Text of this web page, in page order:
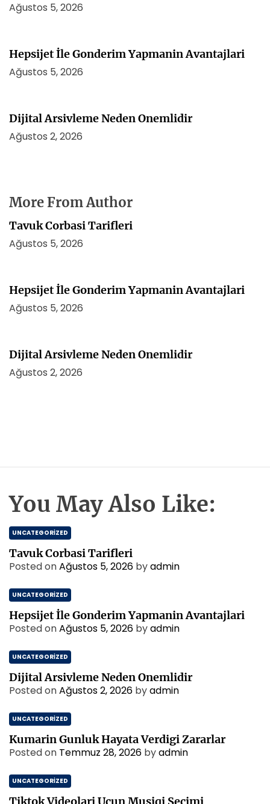
Ağustos 5, 2026
Hepsijet İle Gonderim Yapmanin Avantajlari
Ağustos 5, 2026
Dijital Arsivleme Neden Onemlidir
Ağustos 2, 2026
More From Author
Tavuk Corbasi Tarifleri
Ağustos 5, 2026
Hepsijet İle Gonderim Yapmanin Avantajlari
Ağustos 5, 2026
Dijital Arsivleme Neden Onemlidir
Ağustos 2, 2026
You May Also Like:
UNCATEGORIZED
Tavuk Corbasi Tarifleri
Posted onAğustos 5, 2026 byadmin
UNCATEGORIZED
Hepsijet İle Gonderim Yapmanin Avantajlari
Posted onAğustos 5, 2026 byadmin
UNCATEGORIZED
Dijital Arsivleme Neden Onemlidir
Posted onAğustos 2, 2026 byadmin
UNCATEGORIZED
Kumarin Gunluk Hayata Verdigi Zararlar
Posted on Temmuz 28, 2026 byadmin
UNCATEGORIZED